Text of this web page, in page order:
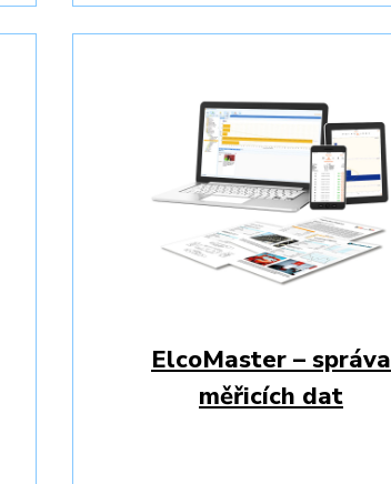
ElcoMaster – správa
měřicích dat